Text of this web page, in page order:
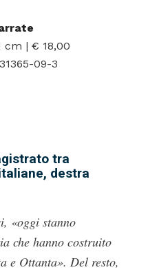
cm | € 18,00
09-3
tra
destra
«oggi stanno
che hanno costruito
e Ottanta». Del resto,